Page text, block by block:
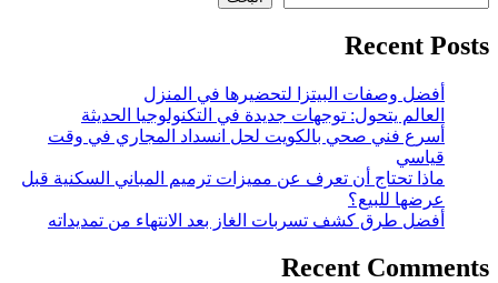
Recent Posts
أفضل وصفات البيتزا لتحضيرها في المنزل
العالم يتحول: توجهات جديدة في التكنولوجيا الحديثة
أسرع فني صحي بالكويت لحل انسداد المجاري في وقت
قياسي
ماذا تحتاج أن تعرف عن مميزات ترميم المباني السكنية قبل
عرضها للبيع؟
أفضل طرق كشف تسربات الغاز بعد الانتهاء من تمديداته
Recent Comments